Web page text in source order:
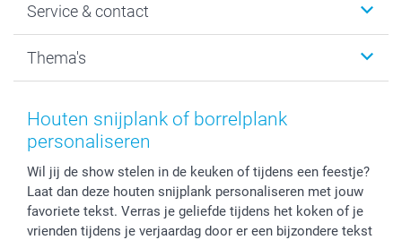
Fotocadeaus
Kaarten
Vacatures
Bestelproces
Herroepingsrecht
Privacy
Reviews
Prijslijst
Investor Relations
Service & contact
Tevredenheidsgarantie
Mijn orderstatus
smartbonus
service@smartphoto.nl
Affiliate partnerprogramma
Partnerships
Thema's
Baby
Moederdag
Huwelijk
Houten snijplank of borrelplank
personaliseren
Wil jij de show stelen in de keuken of tijdens een feestje?
Laat dan deze houten snijplank personaliseren met jouw
favoriete tekst. Verras je geliefde tijdens het koken of je
vrienden tijdens je verjaardag door er een bijzondere tekst